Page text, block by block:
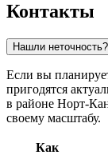
Контакты
Нашли неточность?
Если вы
пригодятся
в районе Норт-
своему масштабу.
Как